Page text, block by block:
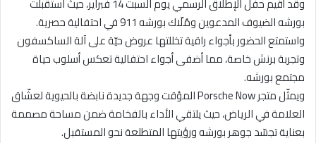
بورشه الضيوف المدعوين ومُلّاك بورشه 911 في احتفالية حصرية.
واستمتع الحضور بأجواء راقية تخللتها عروض حيّة على آلة الساكسفون
وتجربة برنش خاصة، مما أضفى أجواء احتفالية تعكس أسلوب حياة
مجتمع بورشه.
ويمثّل متجر Porsche Now المؤقت وجهة جديدة نابضة بالحيوية لعشّاق
العلامة في الرياض، حيث يلتقي الأداء بالفخامة ضمن مساحة مصممة
بعناية تجسّد جوهر بورشه ورؤيتها المتطلعة نحو المستقبل.